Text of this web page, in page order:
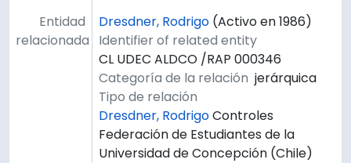
Entidad
relacionada
Dresdner, Rodrigo (Activo en 1986)
Identifier of related entity
CL UDEC ALDCO /RAP 000346
Categoría de la relación jerárquica
Tipo de relación
Dresdner, RodrigoControles
Federación de Estudiantes de la
Universidad de Concepción (Chile)